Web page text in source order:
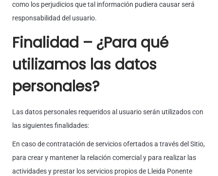
como los perjudicios que tal información pudiera causar será
responsabilidad del usuario.
Finalidad – ¿Para qué
utilizamos las datos
personales?
Las datos personales requeridos al usuario serán utilizados con
las siguientes finalidades:
En caso de contratación de servicios ofertados a través del Sitio,
para crear y mantener la relación comercial y para realizar las
actividades y prestar los servicios propios de Lleida Ponente